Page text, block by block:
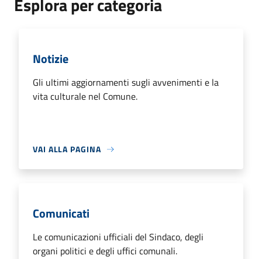
Esplora per categoria
Notizie
Gli ultimi aggiornamenti sugli avvenimenti e la
vita culturale nel Comune.
VAI ALLA PAGINA
Comunicati
Le comunicazioni ufficiali del Sindaco, degli
organi politici e degli uffici comunali.